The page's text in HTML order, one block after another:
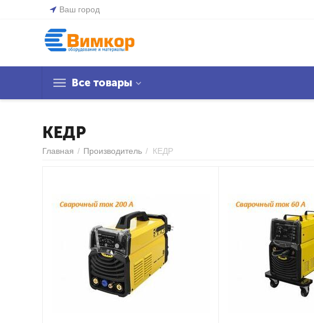
Ваш город
Все товары
КЕДР
Главная / Производитель / КЕДР